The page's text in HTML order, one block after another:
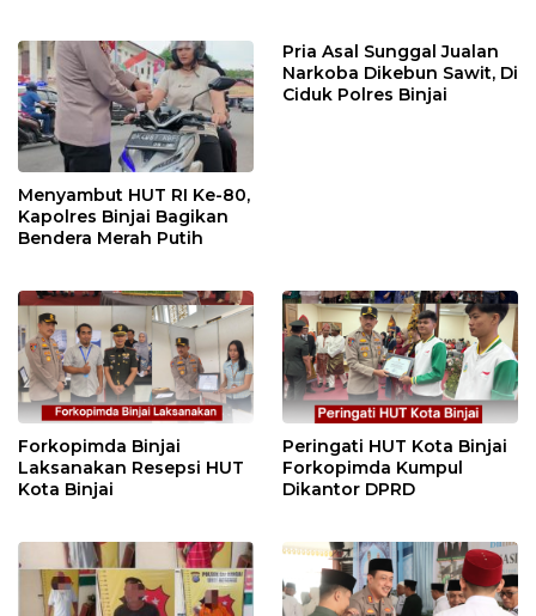
Menyambut HUT RI Ke-80,
Kapolres Binjai Bagikan
Bendera Merah Putih
Pria Asal Sunggal Jualan
Narkoba Dikebun Sawit, Di
Ciduk Polres Binjai
Forkopimda Binjai
Laksanakan Resepsi HUT
Kota Binjai
Peringati HUT Kota Binjai
Forkopimda Kumpul
Dikantor DPRD